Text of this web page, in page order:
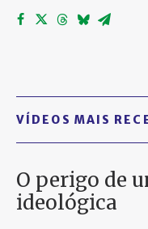
VÍDEOS MAIS
O perigo de
ideológica